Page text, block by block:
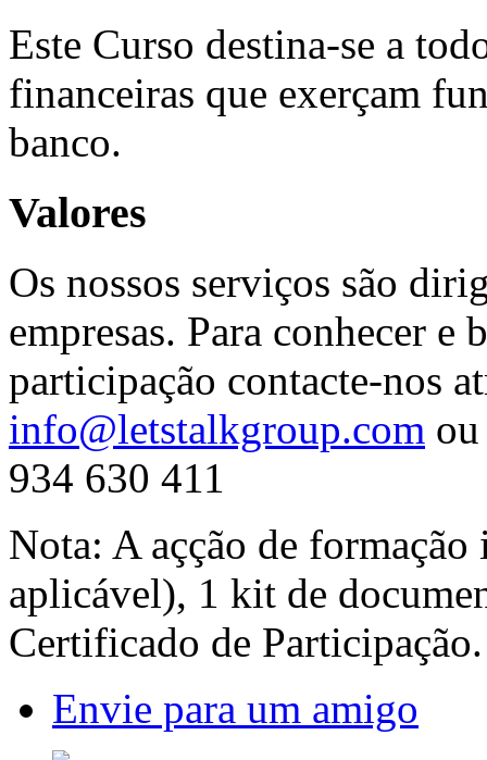
Este Curso destina-se a
financeiras que exerçam
banco.
Valores
Os nossos serviços são
empresas. Para conhecer e
participação contacte-nos
info@letstalkgroup.com
934 630 411
Nota: A açção de
aplicável), 1 kit de
Certificado de Participação.
Envie para um amigo